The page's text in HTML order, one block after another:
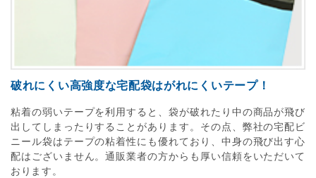
破れにくい高強度な宅配袋はがれにくいテープ！
粘着の弱いテープを利用すると、袋が破れたり中の商品が飛び
出してしまったりすることがあります。その点、弊社の宅配ビ
ニール袋はテープの粘着性にも優れており、中身の飛び出す心
配はございません。通販業者の方からも厚い信頼をいただいて
おります。